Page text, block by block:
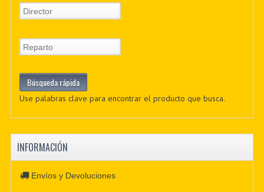
Use palabras clave para encontrar el producto que busca.
INFORMACIÓN
Envíos y Devoluciones